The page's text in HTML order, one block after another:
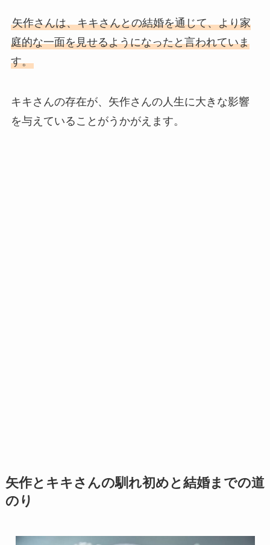
矢作さんは、キキさんとの結婚を通じて、より家
庭的な一面を見せるようになったと言われていま
す。
キキさんの存在が、矢作さんの人生に大きな影響
を与えていることがうかがえます。
矢作とキキさんの馴れ初めと結婚までの道
のり